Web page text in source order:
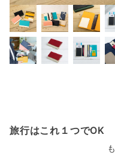
旅行はこれ１つでOK